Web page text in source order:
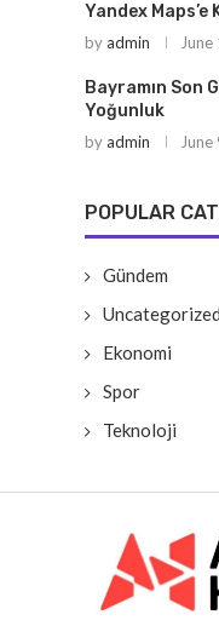
Yandex Maps’e
byadmin
Bayramın Son
Yoğunluk
byadmin
POPULAR
Gündem
Uncategorized
Ekonomi
Spor
Teknoloji